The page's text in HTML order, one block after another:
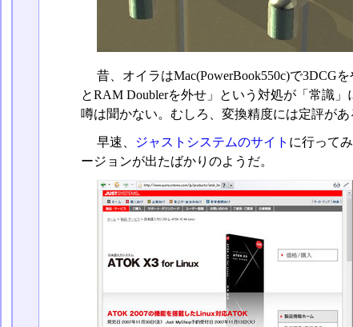
昔、オイラはMac(PowerBook550c)で3DCG
とRAM Doublerを外せ」という対処が「常識
噂は聞かない。むしろ、変換精度には定評が
早速、 ジャストシステムのサイト に行って
ージョンが出たばかりのようだ。